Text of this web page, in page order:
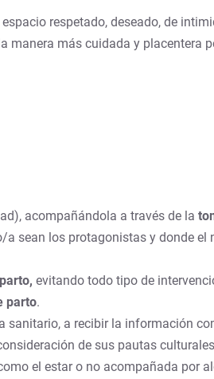
respetado, deseado, de
manera más cuidada y placentera
acompañándola a través de la
sean los protagonistas y donde el
evitando todo tipo de
parto.
a recibir la información
de sus pautas
el estar o no acompañada por